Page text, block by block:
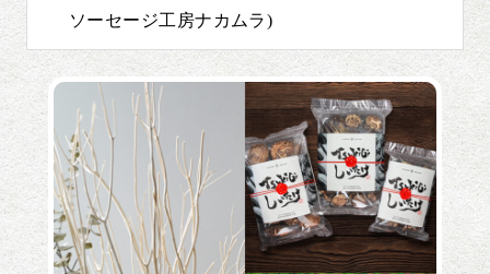
ソーセージ工房ナカムラ)